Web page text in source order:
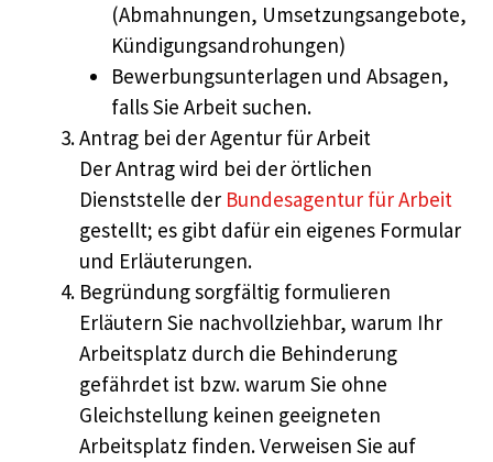
(Abmahnungen, Umsetzungsangebote,
Kündigungsandrohungen)
Bewerbungsunterlagen und Absagen,
falls Sie Arbeit suchen.
Antrag bei der Agentur für Arbeit
Der Antrag wird bei der örtlichen
Dienststelle der Bundesagentur für Arbeit
gestellt; es gibt dafür ein eigenes Formular
und Erläuterungen.
Begründung sorgfältig formulieren
Erläutern Sie nachvollziehbar, warum Ihr
Arbeitsplatz durch die Behinderung
gefährdet ist bzw. warum Sie ohne
Gleichstellung keinen geeigneten
Arbeitsplatz finden. Verweisen Sie auf